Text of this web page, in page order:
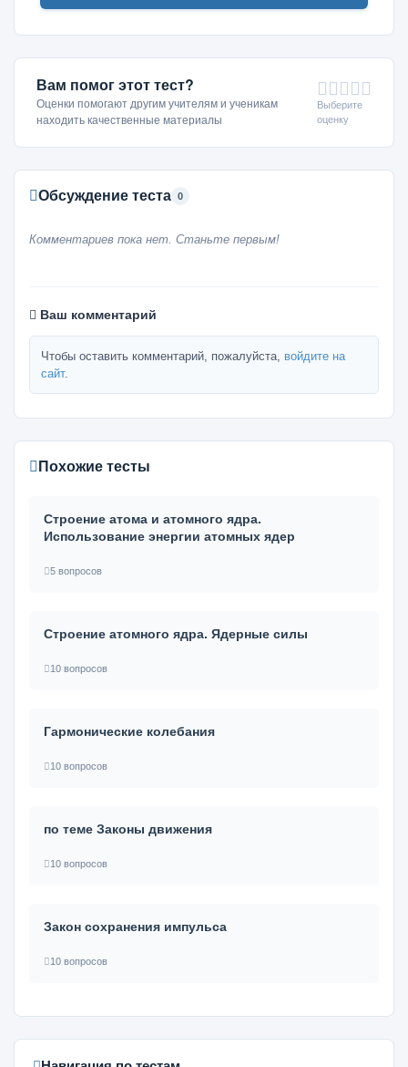
Вам помог этот тест?
Оценки помогают другим учителям и ученикам
находить качественные материалы
Выберите
оценку
Обсуждение теста 0
Комментариев пока нет. Станьте первым!
Ваш комментарий
Чтобы оставить комментарий, пожалуйста, войдите на
сайт.
Похожие тесты
Строение атома и атомного ядра.
Использование энергии атомных ядер
5 вопросов
Строение атомного ядра. Ядерные силы
10 вопросов
Гармонические колебания
10 вопросов
по теме Законы движения
10 вопросов
Закон сохранения импульса
10 вопросов